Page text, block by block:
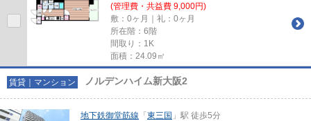
(管理費・共益費 9,000円)
敷：0ヶ月｜礼：0ヶ月
所在階：6階
間取り：1K
面積：24.09㎡
賃貸｜マンション ノルデンハイム新大阪2
地下鉄御堂筋線 「 東三国 」駅 徒歩5分